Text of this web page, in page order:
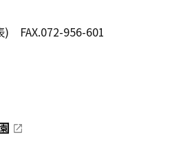
) FAX.072-956-601